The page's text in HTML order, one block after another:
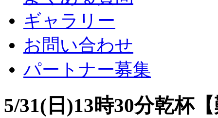
ギャラリー
お問い合わせ
パートナー募集
5/31(日)13時30分乾杯